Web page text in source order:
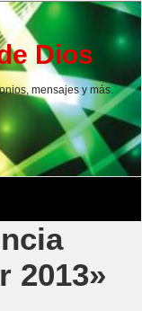
Dios
mensajes y más.
2013»